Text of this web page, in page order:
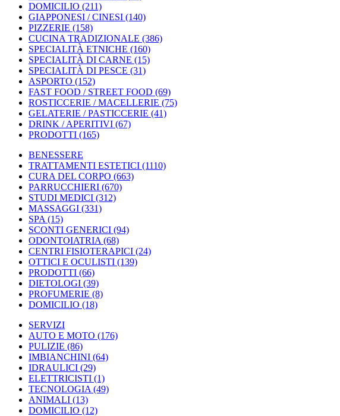
DOMICILIO (211)
GIAPPONESI / CINESI (140)
PIZZERIE (158)
CUCINA TRADIZIONALE (386)
SPECIALITÀ ETNICHE (160)
SPECIALITÀ DI CARNE (15)
SPECIALITÀ DI PESCE (31)
ASPORTO (152)
FAST FOOD / STREET FOOD (69)
ROSTICCERIE / MACELLERIE (75)
GELATERIE / PASTICCERIE (41)
DRINK / APERITIVI (67)
PRODOTTI (165)
BENESSERE
TRATTAMENTI ESTETICI (1110)
CURA DEL CORPO (663)
PARRUCCHIERI (670)
STUDI MEDICI (312)
MASSAGGI (331)
SPA (15)
SCONTI GENERICI (94)
ODONTOIATRIA (68)
CENTRI FISIOTERAPICI (24)
OTTICI E OCULISTI (139)
PRODOTTI (66)
DIETOLOGI (39)
PROFUMERIE (8)
DOMICILIO (18)
SERVIZI
AUTO E MOTO (176)
PULIZIE (86)
IMBIANCHINI (64)
IDRAULICI (29)
ELETTRICISTI (1)
TECNOLOGIA (49)
ANIMALI (13)
DOMICILIO (12)